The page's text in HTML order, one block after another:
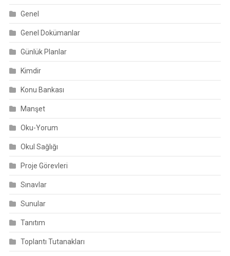
Genel
Genel Dokümanlar
Günlük Planlar
Kimdir
Konu Bankası
Manşet
Oku-Yorum
Okul Sağlığı
Proje Görevleri
Sınavlar
Sunular
Tanıtım
Toplantı Tutanakları